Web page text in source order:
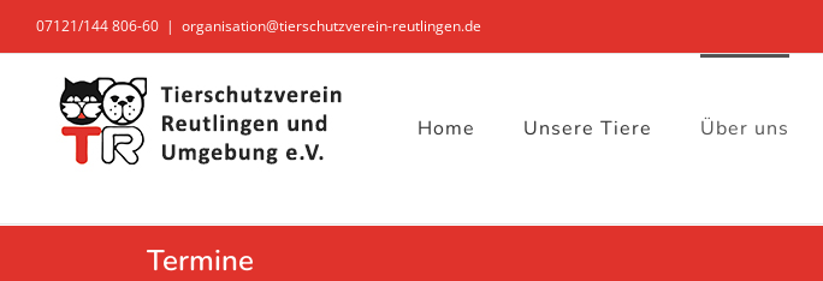
Inhalt
springen
07121/144 806-60 | organisation@tierschutzverein-reutlingen.de
Home Unsere Tiere Über uns
Termine